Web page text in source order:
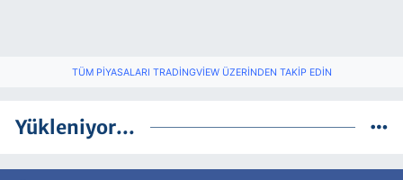
TÜM PIYASALARI TRADINGVIEW ÜZERINDEN TAKIP EDIN
Yükleniyor...